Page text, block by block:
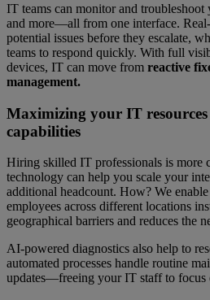
IT teams can monitor and troubleshoot
and more—all from one interface.
potential issues before they escalate,
teams to respond quickly. With full
devices, IT can move from reactive
management.
Maximizing your IT
capabilities
Hiring skilled IT professionals is more
technology can help you scale your
additional headcount. How? We
employees across different locations
geographical barriers and reduces the
AI-powered diagnostics also help to
automated processes handle routine
updates—freeing your IT staff to focus